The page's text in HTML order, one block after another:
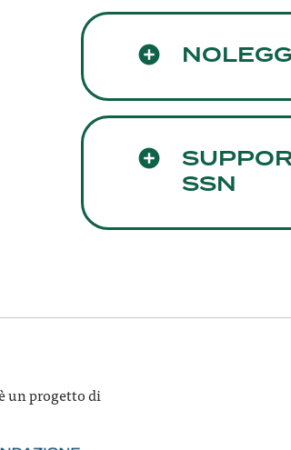
SSN
un progetto di